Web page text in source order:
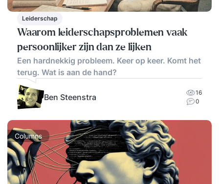
Leiderschap
Waarom leiderschapsproblemen vaak
persoonlijker zijn dan ze lijken
Een hardnekkig probleem. Keer op keer. Komt het
terug. Wat is aan de hand?
Ben Steenstra
16
0
Columns